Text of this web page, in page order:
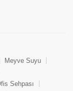
Meyve Suyu
Sehpası